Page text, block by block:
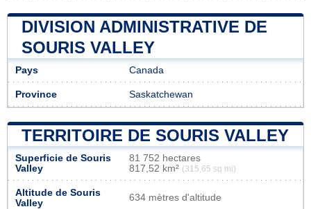
DIVISION ADMINISTRATIVE DE
SOURIS VALLEY
Pays Canada
Province Saskatchewan
TERRITOIRE DE SOURIS VALLEY
Superficie de Souris
Valley
81 752 hectares
817,52 km² (315,65 sq mi)
Altitude de Souris
Valley
634 mètres d'altitude